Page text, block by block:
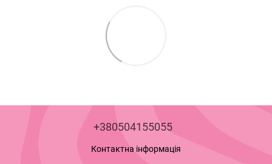
+380504155055
Контактна інформація